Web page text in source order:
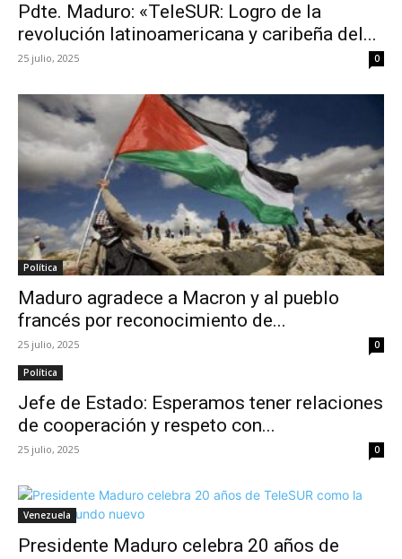
Pdte. Maduro: «TeleSUR: Logro de la
revolución latinoamericana y caribeña del...
25 julio, 2025 0
Política
Maduro agradece a Macron y al pueblo
francés por reconocimiento de...
25 julio, 2025 0
Política
Jefe de Estado: Esperamos tener relaciones
de cooperación y respeto con...
25 julio, 2025 0
Venezuela
Presidente Maduro celebra 20 años de